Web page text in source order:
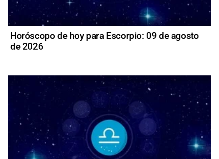
Horóscopo de hoy para Escorpio: 09 de agosto
de 2026